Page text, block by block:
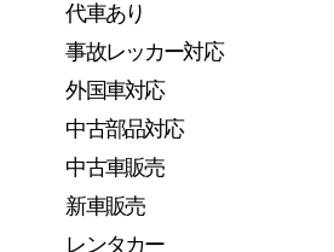
代車あり
事故レッカー対応
外国車対応
中古部品対応
中古車販売
新車販売
レンタカー